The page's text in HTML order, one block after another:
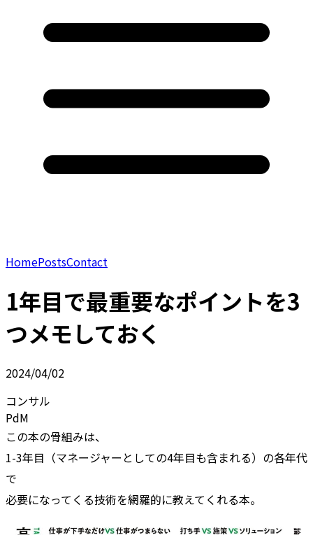
HomePostsContact
1年目で最重要なポイントを3
つメモしておく
2024/04/02
コンサル
PdM
この本の骨組みは、
1-3年目（マネージャーとしての4年目も含まれる）の各年代
で
必要になってくる技術を網羅的に教えてくれる本。